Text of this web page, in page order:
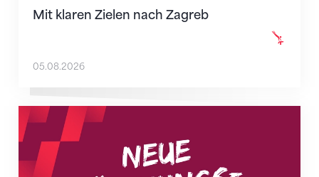
Mit klaren Zielen nach Zagreb
05.08.2026
Neue Empfangszeiten ab 1. August 2026